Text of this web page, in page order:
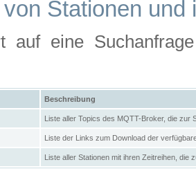
Stationen und
auf eine
Beschreibung
Liste aller Topics des MQTT-Broker, die zur
Liste der Links zum Download der
Liste aller Stationen mit ihren Zeitreihen, die